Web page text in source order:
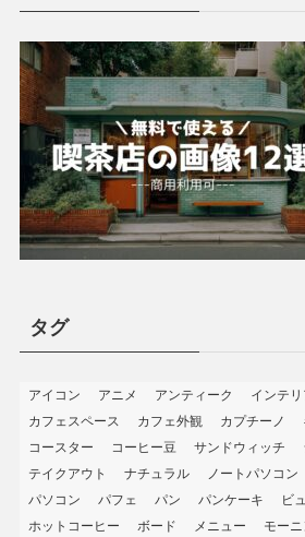
タグ
アイコン アニメ アンティーク インテリ
カフェスペース
カフェ外観 カプチーノ
コースター
コーヒー豆 サンドウィッチ
テイクアウト
ナチュラル ノートパソコン
パソコン
パフェ パン パンケーキ ビ
ホットコーヒー
ボード メニュー モー